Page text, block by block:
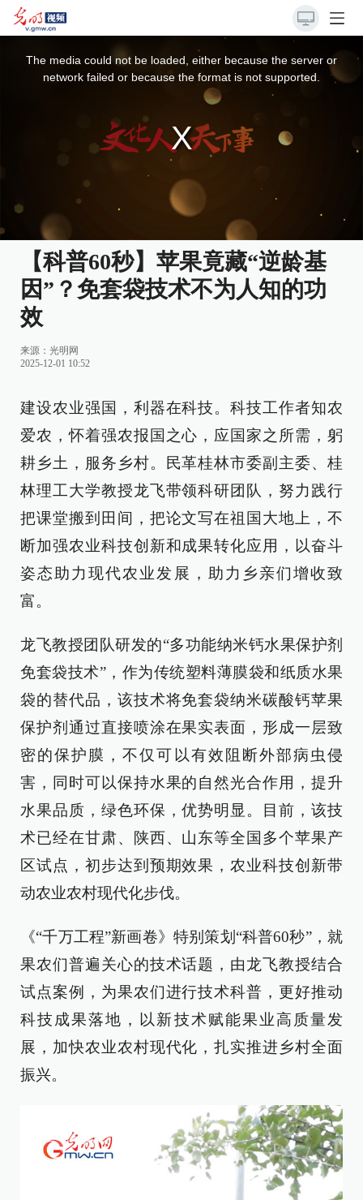
The media could not be loaded, either because the server or
network failed or because the format is not supported.
【科普60秒】苹果竟藏“逆龄基
因”？免套袋技术不为人知的功
效
来源： 光明网
2025-12-01 10:52
建设农业强国，利器在科技。科技工作者知农
爱农，怀着强农报国之心，应国家之所需，躬
耕乡土，服务乡村。民革桂林市委副主委、桂
林理工大学教授龙飞带领科研团队，努力践行
把课堂搬到田间，把论文写在祖国大地上，不
断加强农业科技创新和成果转化应用，以奋斗
姿态助力现代农业发展，助力乡亲们增收致
富。
龙飞教授团队研发的“多功能纳米钙水果保护剂
免套袋技术”，作为传统塑料薄膜袋和纸质水果
袋的替代品，该技术将免套袋纳米碳酸钙苹果
保护剂通过直接喷涂在果实表面，形成一层致
密的保护膜，不仅可以有效阻断外部病虫侵
害，同时可以保持水果的自然光合作用，提升
水果品质，绿色环保，优势明显。目前，该技
术已经在甘肃、陕西、山东等全国多个苹果产
区试点，初步达到预期效果，农业科技创新带
动农业农村现代化步伐。
《“千万工程”新画卷》特别策划“科普60秒”，就
果农们普遍关心的技术话题，由龙飞教授结合
试点案例，为果农们进行技术科普，更好推动
科技成果落地，以新技术赋能果业高质量发
展，加快农业农村现代化，扎实推进乡村全面
振兴。